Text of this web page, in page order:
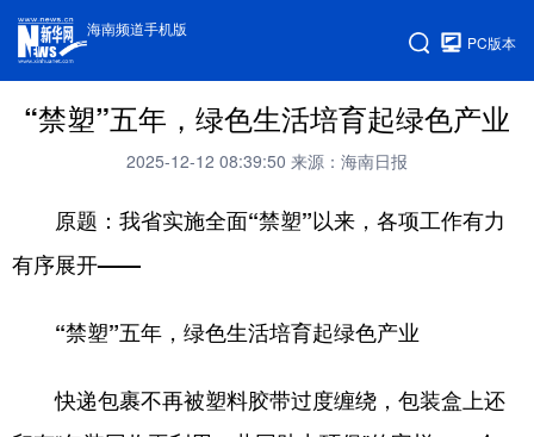
海南频道手机版
PC版本
“禁塑”五年，绿色生活培育起绿色产业
2025-12-12 08:39:50 来源：海南日报
原题：我省实施全面“禁塑”以来，各项工作有力
有序展开——
“禁塑”五年，绿色生活培育起绿色产业
快递包裹不再被塑料胶带过度缠绕，包装盒上还